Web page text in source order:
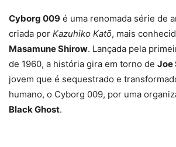
Cyborg 009 é uma renomada série de
criada por Kazuhiko Katō, mais
Masamune Shirow. Lançada pela
de 1960, a história gira em torno de Joe
jovem que é sequestrado e
humano, o Cyborg 009, por uma
Black Ghost.